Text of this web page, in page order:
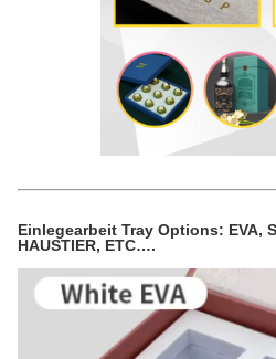
Einlegearbeit Tray Options: EVA,
HAUSTIER, ETC….